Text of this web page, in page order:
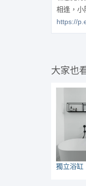
相逢，小
https://
大家也